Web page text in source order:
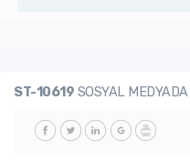
ST-10619 SOSYAL